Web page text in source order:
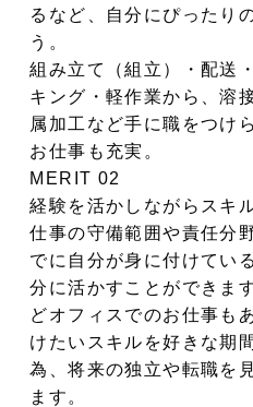
るなど、自分にぴったり
う。
組み立て（組立）・配送
キング・軽作業から、溶
属加工など手に職をつけ
お仕事も充実。
MERIT 02
経験を活かしながらスキ
仕事の守備範囲や責任分
でに自分が身に付けてい
分に活かすことができま
どオフィスでのお仕事も
けたいスキルを好きな期
為、将来の独立や転職を
ます。